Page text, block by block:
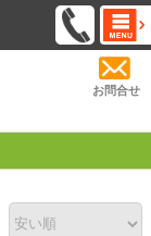
お問合せ